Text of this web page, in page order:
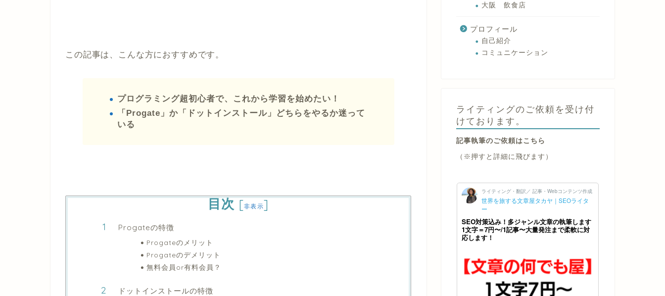
この記事は、こんな方におすすめです。
プログラミング超初心者で、これから学習を始めたい！
「Progate」か「ドットインストール」どちらをやるか迷って
いる
目次 [非表示]
Progateの特徴
Progateのメリット
Progateのデメリット
無料会員or有料会員？
ドットインストールの特徴
大阪 飲食店
プロフィール
自己紹介
コミュニケーション
ライティングのご依頼を受け付
けております。
記事執筆のご依頼はこちら
（※押すと詳細に飛びます）